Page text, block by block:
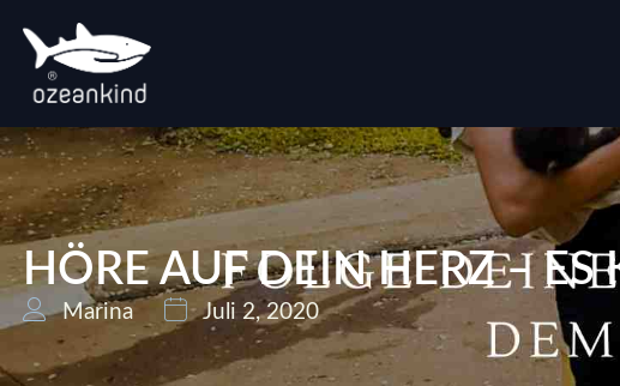
HÖRE AUF DEIN HERZ –
Marina Juli 2, 2020